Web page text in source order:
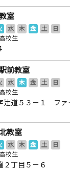
室
水 木 金 土
日
校生
前教室
水 木 金 土
日
校生
辻道５３－１ ファ
教室
水 木 金 土
日
校生
丁目５－６